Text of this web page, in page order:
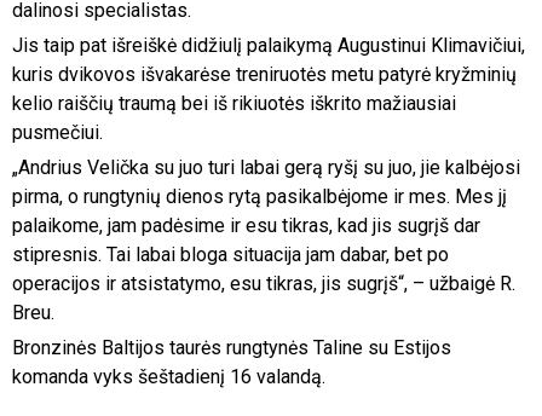
dalinosi specialistas.
Jis taip pat išreiškė didžiulį palaikymą Augustinui Klimavičiui,
kuris dvikovos išvakarėse treniruotės metu patyrė kryžminių
kelio raiščių traumą bei iš rikiuotės iškrito mažiausiai
pusmečiui.
„Andrius Velička su juo turi labai gerą ryšį su juo, jie kalbėjosi
pirma, o rungtynių dienos rytą pasikalbėjome ir mes. Mes jį
palaikome, jam padėsime ir esu tikras, kad jis sugrįš dar
stipresnis. Tai labai bloga situacija jam dabar, bet po
operacijos ir atsistatymo, esu tikras, jis sugrįš“, – užbaigė R.
Breu.
Bronzinės Baltijos taurės rungtynės Taline su Estijos
komanda vyks šeštadienį 16 valandą.